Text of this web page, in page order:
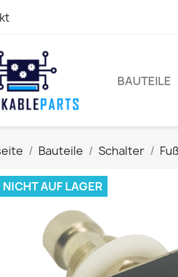
BAUTEILE
Bauteile Schalter
NICHT AUF LAGER